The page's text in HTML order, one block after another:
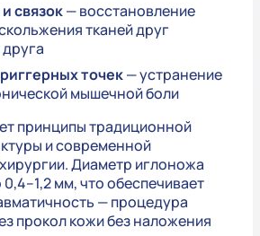
связок— восстановление
тканей друг
точек— устранение
мышечной боли
принципы традиционной
и современной
Диаметр иглоножа
мм, что обеспечивает
— процедура
прокол кожи без наложения